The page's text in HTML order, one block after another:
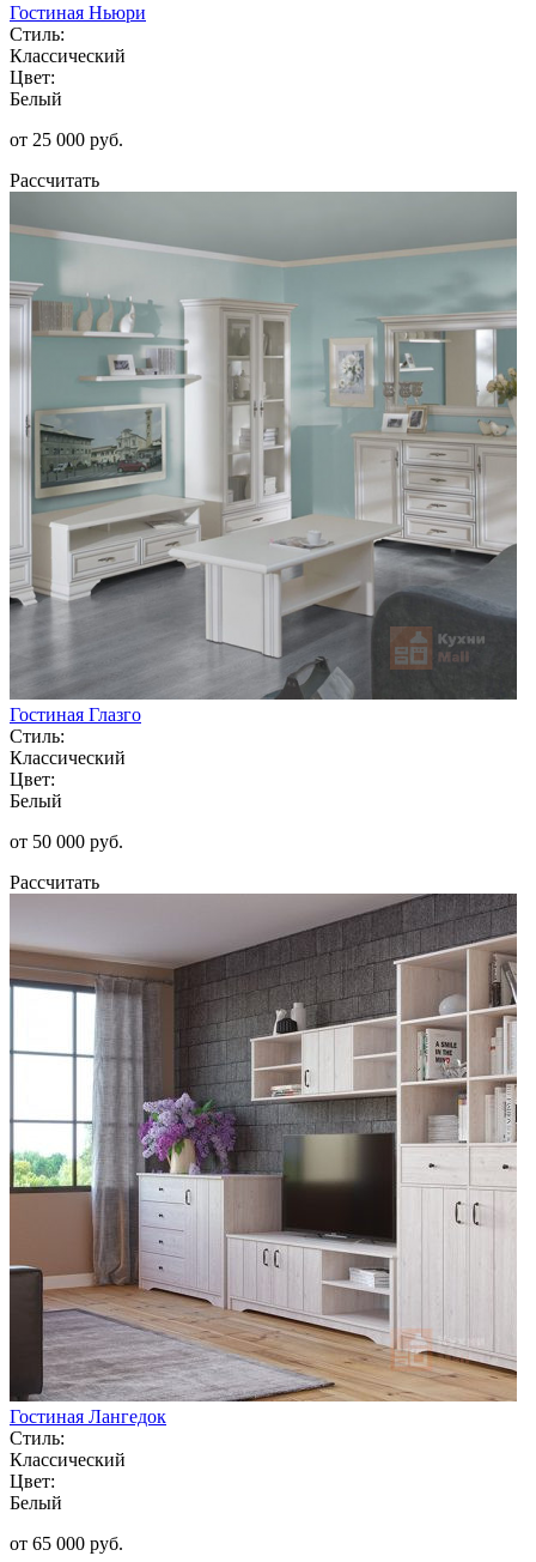
Гостиная Ньюри
Стиль:
Классический
Цвет:
Белый
от 25 000 руб.
Рассчитать
Гостиная Глазго
Стиль:
Классический
Цвет:
Белый
от 50 000 руб.
Рассчитать
Гостиная Лангедок
Стиль:
Классический
Цвет:
Белый
от 65 000 руб.